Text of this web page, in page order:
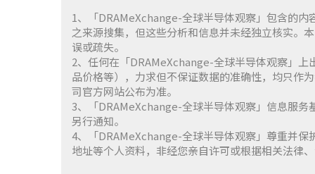
1、「DRAMeXchange-全球半导体观察」包含的
之来源搜集，但这些分析和信息并未经独立核实。
误或疏失。
2、任何在「DRAMeXchange-全球半导体观察」
品价格等），力求但不保证数据的准确性，均只作
司官方网站公布为准。
3、「DRAMeXchange-全球半导体观察」信息服
另行通知。
4、「DRAMeXchange-全球半导体观察」尊重并
地址等个人资料，非经您亲自许可或根据相关法律